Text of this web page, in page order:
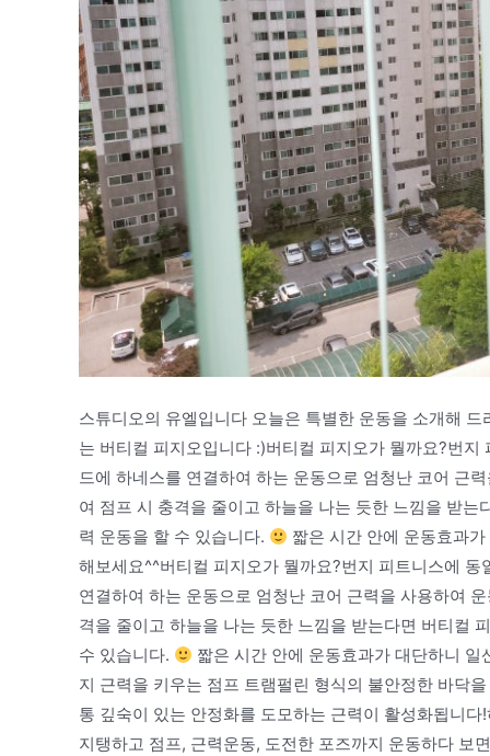
스튜디오의 유엘입니다 오늘은 특별한 운동을 소개해
는 버티컬 피지오입니다 :)버티컬 피지오가 뭘까요?번
드에 하네스를 연결하여 하는 운동으로 엄청난 코어 근
여 점프 시 충격을 줄이고 하늘을 나는 듯한 느낌을 받
력 운동을 할 수 있습니다.
짧은 시간 안에 운동효과
해보세요^^버티컬 피지오가 뭘까요?번지 피트니스에
연결하여 하는 운동으로 엄청난 코어 근력을 사용하여
격을 줄이고 하늘을 나는 듯한 느낌을 받는다면 버티컬
수 있습니다.
짧은 시간 안에 운동효과가 대단하니
지 근력을 키우는 점프 트램펄린 형식의 불안정한 바닥
통 깊숙이 있는 안정화를 도모하는 근력이 활성화됩니
지탱하고 점프, 근력운동, 도전한 포즈까지 운동하다 보